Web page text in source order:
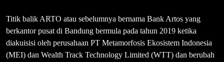
Titik balik ARTO atau sebelumnya bernama Bank Artos yang
berkantor pusat di Bandung bermula pada tahun 2019 ketika
diakuisisi oleh perusahaan PT Metamorfosis Ekosistem Indonesia
(MEI) dan Wealth Track Technology Limited (WTT) dan berubah